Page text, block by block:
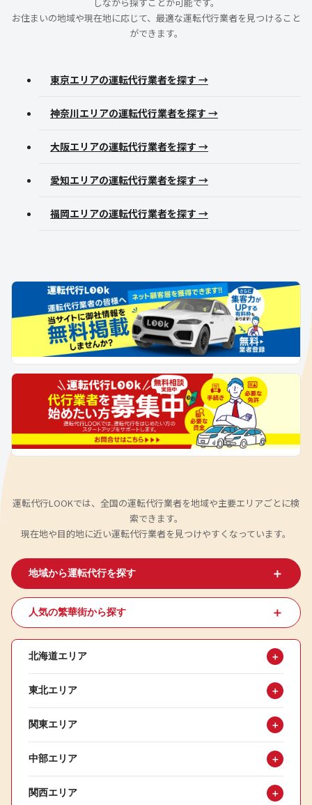
お住まいの地域や現在地に応じて、最適な運転代行業者を見つけること
ができます。
東京エリアの運転代行業者を探す →
神奈川エリアの運転代行業者を探す →
大阪エリアの運転代行業者を探す →
愛知エリアの運転代行業者を探す →
福岡エリアの運転代行業者を探す →
運転代行LOOKでは、全国の運転代行業者を地域や主要エリアごとに検
索できます。
現在地や目的地に近い運転代行業者を見つけやすくなっています。
地域から運転代行を探す ＋
人気の繁華街から探す ＋
北海道エリア ＋
東北エリア ＋
関東エリア ＋
中部エリア ＋
関西エリア ＋